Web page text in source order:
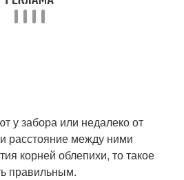
у забора или недалеко от
расстояние между ними
корней облепихи, то такое
правильным.